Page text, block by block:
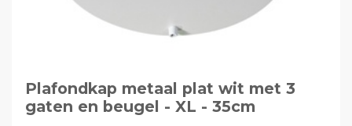
Plafondkap metaal plat wit met 3
gaten en beugel - XL - 35cm